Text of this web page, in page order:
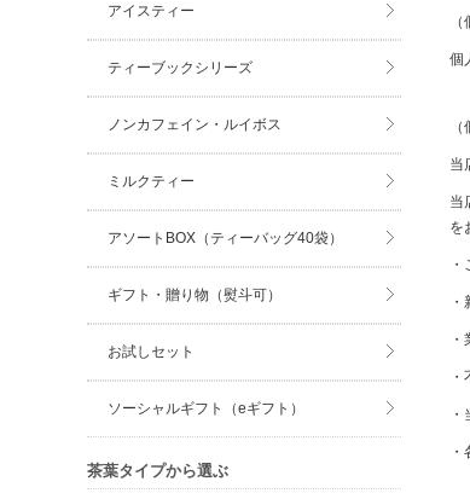
個
当
当
を
アイスティー
ティーブックシリーズ
ノンカフェイン・ルイボス
ミルクティー
アソートBOX（ティーバッグ40袋）
ギフト・贈り物（熨斗可）
お試しセット
ソーシャルギフト（eギフト）
茶葉タイプから選ぶ